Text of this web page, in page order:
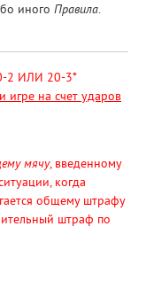
иного Правила.
2 ИЛИ 20-3*
игре на счет ударов
мячу, введенному
когда
общему штрафу
штраф по